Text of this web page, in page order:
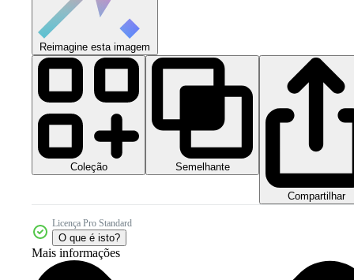
Reimagine esta imagem
Coleção Semelhante
Compartilhar
Licença Pro Standard
O que é isto?
Mais informações